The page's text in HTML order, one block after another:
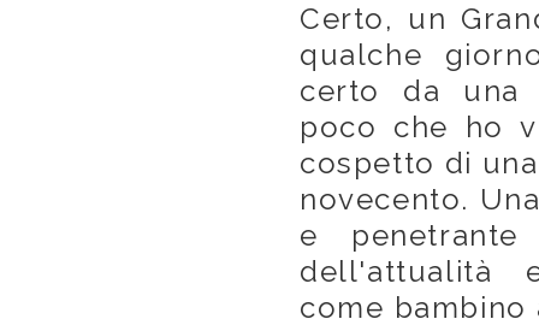
Certo, un
qualche
certo da una
poco che ho
cospetto di
novecento.
e
dell'attualità
come